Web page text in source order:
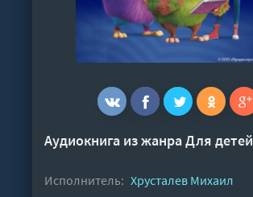
Аудиокнига из жанраДля детей
Исполнитель: Хрусталев Михаил